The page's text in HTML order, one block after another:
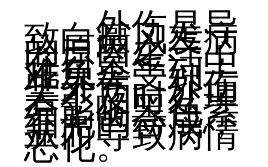
外伤是导
致白癜风发病
的原因之一，
在日常生活中
难免会受到一
些外伤，外伤
若不及时处理
会影响黑色素
细胞的合成，
从而导致病情
恶化。